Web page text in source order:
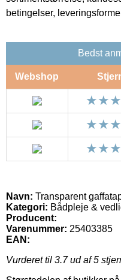
betingelser,
Bedst
Webshop
Navn: Transparent
Kategori: Bådpleje &
Producent:
Varenummer: 25403385
EAN:
Vurderet til 3.7ud af 5